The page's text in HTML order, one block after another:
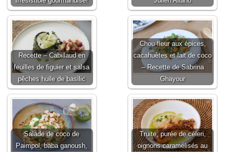
Recette – Cabillaud en
feuilles de figuier et salsa
pêches huile de basilic
Chou-fleur aux épices,
cacahuètes et lait de coco
– Recette de Sabrina
Ghayour
Salade de coco de
Paimpol, baba ganoush,
Truite, purée de céleri,
oignons caramélisés au